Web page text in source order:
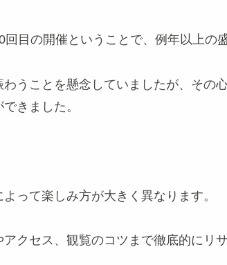
目の開催ということで、例年以上の
うことを懸念していましたが、その
きました。
って楽しみ方が大きく異なります。
クセス、観覧のコツまで徹底的にリ